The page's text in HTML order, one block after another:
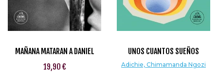
MAÑANA MATARAN A DANIEL
19,90 €
UNOS CUANTOS SUEÑOS
Adichie, Chimamanda Ngozi